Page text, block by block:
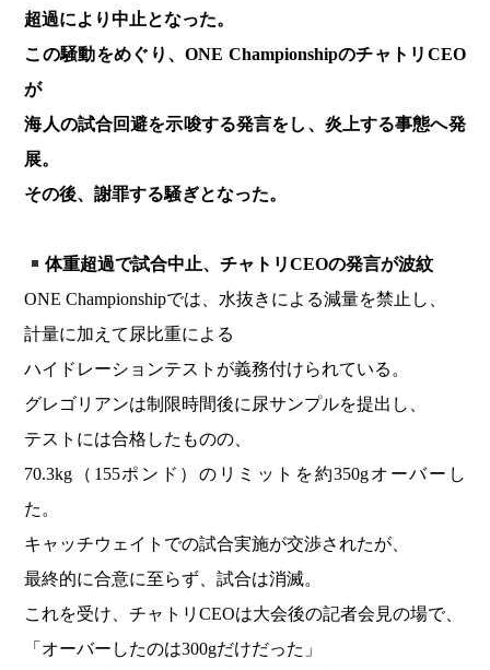
超過により中止となった。
この騒動をめぐり、ONE ChampionshipのチャトリCEO
が
海人の試合回避を示唆する発言をし、炎上する事態へ発
展。
その後、謝罪する騒ぎとなった。
体重超過で試合中止、チャトリCEOの発言が波紋
ONE Championshipでは、水抜きによる減量を禁止し、
計量に加えて尿比重による
ハイドレーションテストが義務付けられている。
グレゴリアンは制限時間後に尿サンプルを提出し、
テストには合格したものの、
70.3kg（155ポンド）のリミットを約350gオーバーし
た。
キャッチウェイトでの試合実施が交渉されたが、
最終的に合意に至らず、試合は消滅。
これを受け、チャトリCEOは大会後の記者会見の場で、
「オーバーしたのは300gだけだった」